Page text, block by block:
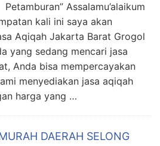
Petamburan” Assalamu’alaikum
kali ini saya akan
Aqiqah Jakarta Barat Grogol
yang sedang mencari jasa
Anda bisa mempercayakan
menyediakan jasa aqiqah
harga yang …
DAERAH SELONG